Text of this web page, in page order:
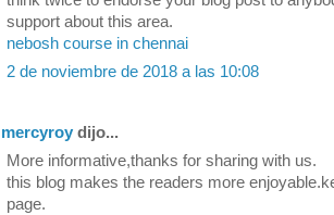
support about this area.
nebosh course in chennai
2 de noviembre de 2018 a las 10:08
mercyroy dijo...
More informative,thanks for sharing with us.
this blog makes the readers more
page.